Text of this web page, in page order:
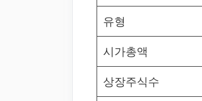
유형
시가총액
상장주식수